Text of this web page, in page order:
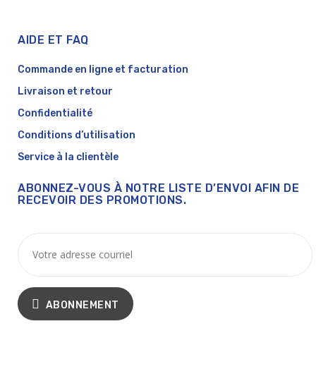
AIDE ET FAQ
Commande en ligne et facturation
Livraison et retour
Confidentialité
Conditions d’utilisation
Service à la clientèle
ABONNEZ-VOUS À NOTRE LISTE D’ENVOI AFIN DE
RECEVOIR DES PROMOTIONS.
ABONNEMENT